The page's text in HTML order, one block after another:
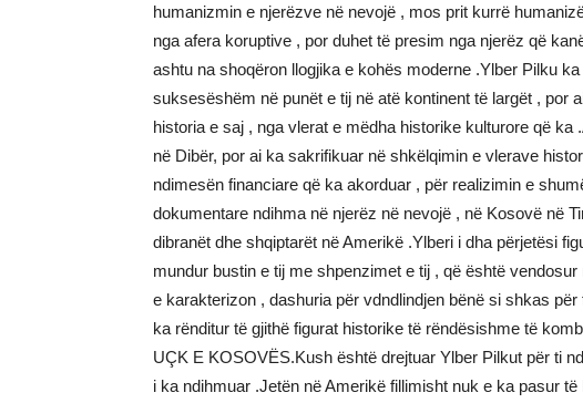
humanizmin e njerëzve në nevojë , mos prit kurrë
nga afera koruptive , por duhet të presim nga njerëz që
ashtu na shoqëron llogjika e kohës moderne .Ylber Pilku
suksesëshëm në punët e tij në atë kontinent të largët , por
historia e saj , nga vlerat e mëdha historike kulturore që
në Dibër, por ai ka sakrifikuar në shkëlqimin e vlerave
ndimesën financiare që ka akorduar , për realizimin e
dokumentare ndihma në njerëz në nevojë , në Kosovë në
dibranët dhe shqiptarët në Amerikë .Ylberi i dha përjetësi
mundur bustin e tij me shpenzimet e tij , që është
e karakterizon , dashuria për vdndlindjen bënë si shkas
ka rënditur të gjithë figurat historike të rëndësishme të
UÇK E KOSOVËS.Kush është drejtuar Ylber Pilkut për ti
i ka ndihmuar .Jetën në Amerikë fillimisht nuk e ka pasur